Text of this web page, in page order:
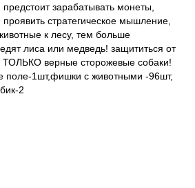
зарабатывать монеты,
проявить стратегическое мышление,
к лесу, тем больше
лиса или медведь! защититься от
ТОЛЬКО верные сторожевые собаки!
поле-1шт,фишки с животными -96шт,
2